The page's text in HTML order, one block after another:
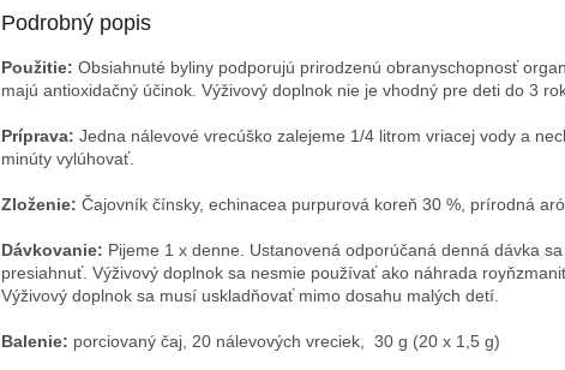
Podrobný popis
Použitie: Obsiahnuté byliny podporujú prirodzenú obranyschopnosť
majú antioxidačný účinok. Výživový doplnok nie je vhodný pre deti do 3
Príprava: Jedna nálevové vrecúško zalejeme 1/4 litrom vriacej vody a
minúty vylúhovať.
Zloženie: Čajovník čínsky, echinacea purpurová koreň 30 %, prírodná
Dávkovanie: Pijeme 1 x denne. Ustanovená odporúčaná denná dávka
presiahnuť. Výživový doplnok sa nesmie používať ako náhrada
Výživový doplnok sa musí uskladňovať mimo dosahu malých detí.
Balenie: porciovaný čaj, 20 nálevových vreciek, 30 g (20 x 1,5 g)